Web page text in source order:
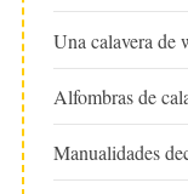
Una calavera de
Alfombras de
Manualidades